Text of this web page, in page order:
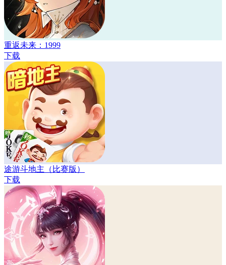
重返未来：1999
下载
途游斗地主（比赛版）
下载